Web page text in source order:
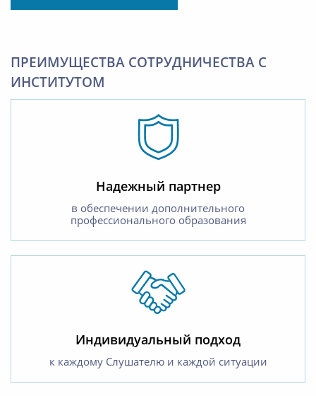
ПРЕИМУЩЕСТВА СОТРУДНИЧЕСТВА С
ИНСТИТУТОМ
Надежный партнер
в обеспечении дополнительного
профессионального образования
Индивидуальный подход
к каждому Слушателю и каждой ситуации